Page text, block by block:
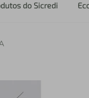
do Sicredi